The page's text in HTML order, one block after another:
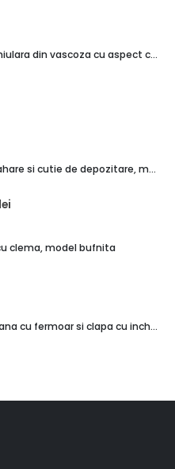
Esarfa dreptunghiulara din vascoza cu aspect creponat, rosu
Set suporti de pahare si cutie de depozitare, maro caramiziu, orasel de poveste 1
lei
clema, model bufnita
Geanta gri de mana cu fermoar si clapa cu inchidere magnetica